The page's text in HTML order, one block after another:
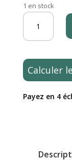
1 en stock
quantité
Chien
rouge
en
reconstituée
Calculer
Payez en 4